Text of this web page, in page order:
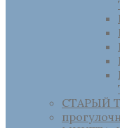
СТАРЫЙ